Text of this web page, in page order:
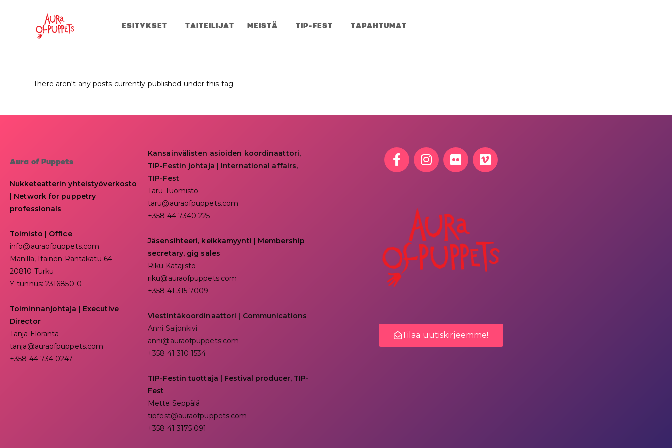
ESITYKSET TAITEILIJAT MEISTÄ TIP-FEST TAPAHTUMAT
There aren't any posts currently published under this tag.
Aura of Puppets
Nukketeatterin yhteistyöverkosto
| Network for puppetry
professionals
Toimisto | Office
info@auraofpuppets.com
Manilla, Itäinen Rantakatu 64
20810 Turku
Y-tunnus: 2316850-0
Toiminnanjohtaja | Executive
Director
Tanja Eloranta
tanja@auraofpuppets.com
+358 44 734 0247
Kansainvälisten asioiden koordinaattori,
TIP-Festin johtaja | International affairs,
TIP-Fest
Taru Tuomisto
taru@auraofpuppets.com
+358 44 7340 225
Jäsensihteeri, keikkamyynti | Membership
secretary, gig sales
Riku Katajisto
riku@auraofpuppets.com
+358 41 315 7009
Viestintäkoordinaattori | Communications
Anni Saijonkivi
anni@auraofpuppets.com
+358 41 310 1534
TIP-Festin tuottaja | Festival producer, TIP-
Fest
Mette Seppälä
tipfest@auraofpuppets.com
+358 41 3175 091
Tilaa uutiskirjeemme!